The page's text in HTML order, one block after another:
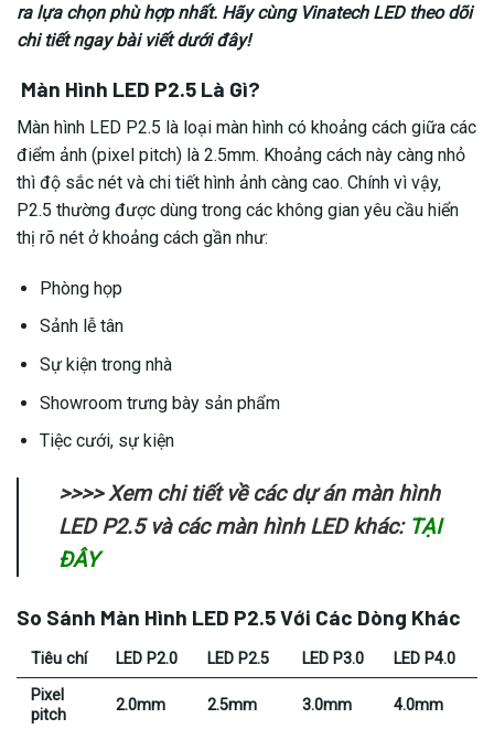
ra lựa chọn phù hợp nhất. Hãy cùng Vinatech LEDtheo dõi
chi tiết ngay bài viết dưới đây!
Màn Hình LED P2.5 Là Gì?
Màn hình LED P2.5 là loại màn hình có khoảng cách giữa các
điểm ảnh (pixel pitch) là 2.5mm. Khoảng cách này càng nhỏ
thì độ sắc nét và chi tiết hình ảnh càng cao. Chính vì vậy,
P2.5 thường được dùng trong các không gian yêu cầu hiển
thị rõ nét ở khoảng cách gần như:
Phòng họp
Sảnh lễ tân
Sự kiện trong nhà
Showroom trưng bày sản phẩm
Tiệc cưới, sự kiện
>>>> Xem chi tiết về các dự án màn hình
LED P2.5 và các màn hình LED khác: TẠI
ĐÂY
So Sánh Màn Hình LED P2.5 Với Các Dòng Khác
Tiêu chí LED P2.0 LED P2.5 LED P3.0
LED P4.0
Pixel
pitch
2.0mm 2.5mm 3.0mm 4.0mm